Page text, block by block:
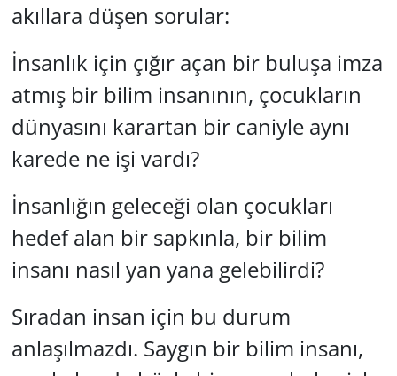
akıllara düşen sorular:
İnsanlık için çığır açan bir buluşa imza
atmış bir bilim insanının, çocukların
dünyasını karartan bir caniyle aynı
karede ne işi vardı?
İnsanlığın geleceği olan çocukları
hedef alan bir sapkınla, bir bilim
insanı nasıl yan yana gelebilirdi?
Sıradan insan için bu durum
anlaşılmazdı. Saygın bir bilim insanı,